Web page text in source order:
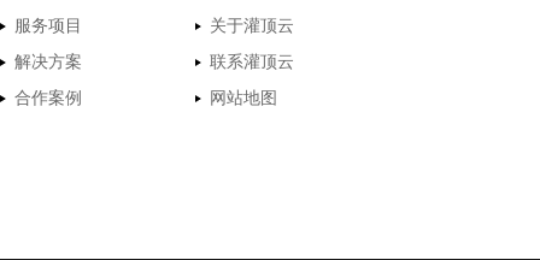
服务项目
关于灌顶云
解决方案
联系灌顶云
合作案例
网站地图